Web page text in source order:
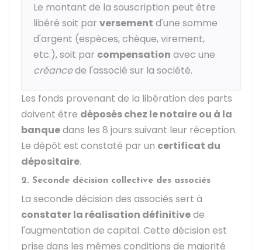
Le montant de la souscription peut être
libéré soit par versement d'une somme
d'argent (espèces, chèque, virement,
etc.), soit par compensation avec une
créancede l'associé sur la société.
Les fonds provenant de la libération des parts
doivent être déposés chez le notaire ou à la
banquedans les 8 jours suivant leur réception.
Le dépôt est constaté par un certificat du
dépositaire.
2. Seconde décision collective des associés
La seconde décision des associés sert à
constater la réalisation définitivede
l'augmentation de capital. Cette décision est
prise dans les mêmes conditions de majorité